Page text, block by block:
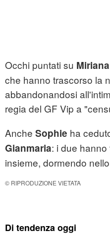
Occhi puntati su
che hanno trascorso la
abbandonandosi
regia del GF Vip a
Anche Sophie ha
Gianmaria: i due
insieme, dormendo
© RIPRODUZIONE VIETATA
Di tendenza oggi